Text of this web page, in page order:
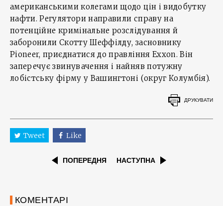
американськими колегами щодо цін і видобутку
нафти. Регулятори направили справу на
потенційне кримінальне розслідування й
заборонили Скотту Шеффілду, засновнику
Pioneer, приєднатися до правління Exxon. Він
заперечує звинувачення і найняв потужну
лобістську фірму у Вашингтоні (округ Колумбія).
ДРУКУВАТИ
Tweet Like
ПОПЕРЕДНЯ НАСТУПНА
КОМЕНТАРІ